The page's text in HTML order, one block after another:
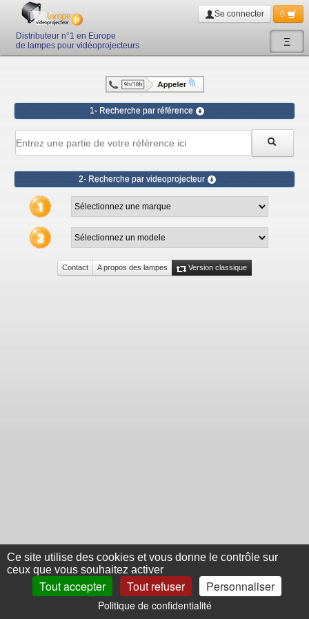
Ξ
Distributeur n°1 en Europe
de lampes pour vidéoprojecteurs
Se connecter 0
1- Recherche par référence
2- Recherche par videoprojecteur
Contact A propos des lampes Version classique
Ce site utilise des cookies et vous donne le contrôle sur
ceux que vous souhaitez activer
Tout accepter Tout refuser Personnaliser
Politique de confidentialité